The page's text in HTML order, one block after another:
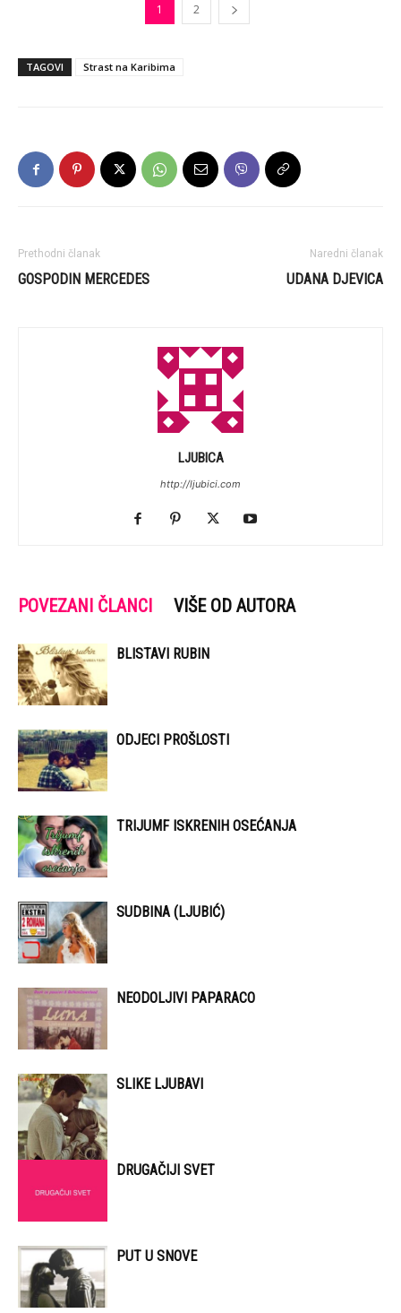
1 2
TAGOVI Strast na Karibima
Prethodni članak
GOSPODIN MERCEDES
Naredni članak
UDANA DJEVICA
LJUBICA
http://ljubici.com
POVEZANI ČLANCI VIŠE OD AUTORA
BLISTAVI RUBIN
ODJECI PROŠLOSTI
TRIJUMF ISKRENIH OSEĆANJA
SUDBINA (LJUBIĆ)
NEODOLJIVI PAPARACO
SLIKE LJUBAVI
DRUGAČIJI SVET
PUT U SNOVE